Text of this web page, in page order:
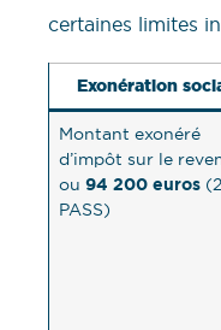
certaines limites
Exonération
Montant exonéré
d’impôt sur le
ou 94 200 euros (2
PASS)